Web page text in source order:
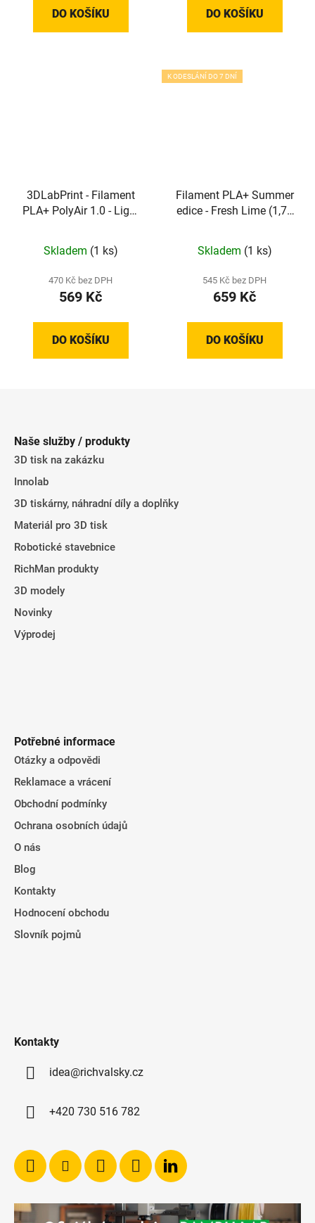
DO KOŠÍKU DO KOŠÍKU
3DLabPrint - Filament
PLA+ PolyAir 1.0 - Light
Skladem (1 ks)
470 Kč bez DPH
569 Kč
DO KOŠÍKU
K ODESLÁNÍ DO 7 DNÍ
Filament PLA+ Summer
edice - Fresh Lime (1,75
Skladem (1 ks)
545 Kč bez DPH
659 Kč
DO KOŠÍKU
Naše služby / produkty
3D tisk na zakázku
Innolab
3D tiskárny, náhradní díly a doplňky
Materiál pro 3D tisk
Robotické stavebnice
RichMan produkty
3D modely
Novinky
Výprodej
Potřebné informace
Otázky a odpovědi
Reklamace a vrácení
Obchodní podmínky
Ochrana osobních údajů
O nás
Blog
Kontakty
Hodnocení obchodu
Slovník pojmů
Kontakty
idea@richvalsky.cz
+420 730 516 782